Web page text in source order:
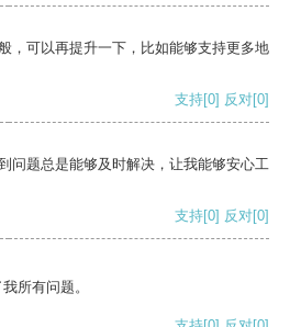
，可以再提升一下，比如能够支持更多地
支持[0] 反对[0]
问题总是能够及时解决，让我能够安心工
支持[0] 反对[0]
所有问题。